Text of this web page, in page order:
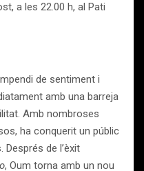
a les 22.00 h, al Pati
de sentiment i
amb una barreja
Amb nombroses
ha conquerit un públic
de l’èxit
, Oum torna amb un nou